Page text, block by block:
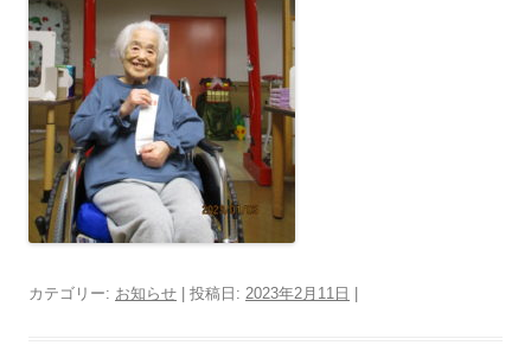
カテゴリー: お知らせ | 投稿日: 2023年2月11日